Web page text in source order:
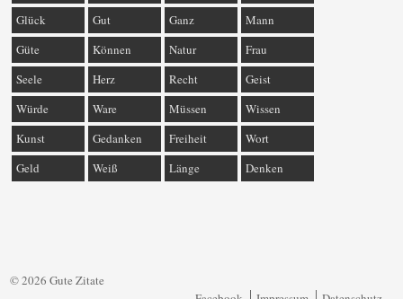
Glück
Gut Ganz
Mann
Güte
Können Natur
Frau
Seele
Herz Recht
Geist
Würde
Ware Müssen
Wissen
Kunst
Gedanken Freiheit
Wort
Geld
Weiß Länge Denken
© 2026 Gute Zitate